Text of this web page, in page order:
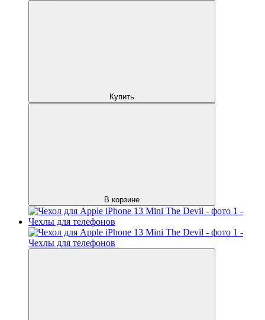
Купить
В корзине